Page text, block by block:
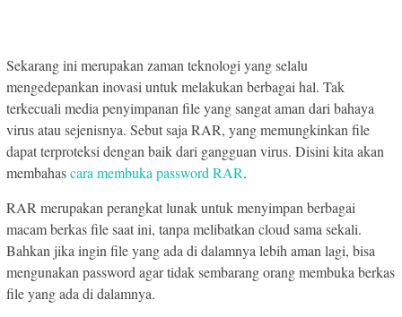
Sekarang ini merupakan zaman teknologi yang selalu
mengedepankan inovasi untuk melakukan berbagai hal. Tak
terkecuali media penyimpanan file yang sangat aman dari bahaya
virus atau sejenisnya. Sebut saja RAR, yang memungkinkan file
dapat terproteksi dengan baik dari gangguan virus. Disini kita akan
membahascara membuka password RAR.
RAR merupakan perangkat lunak untuk menyimpan berbagai
macam berkas file saat ini, tanpa melibatkan cloud sama sekali.
Bahkan jika ingin file yang ada di dalamnya lebih aman lagi, bisa
mengunakan password agar tidak sembarang orang membuka berkas
file yang ada di dalamnya.